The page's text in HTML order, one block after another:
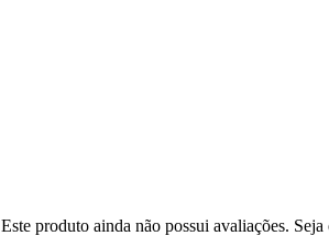
Este produto ainda não possui avaliações.